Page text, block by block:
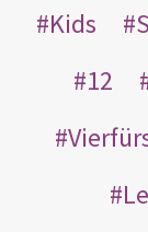
Kids
12